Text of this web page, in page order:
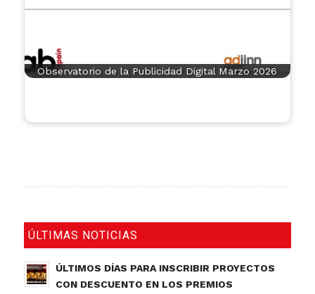
Observatorio de la Publicidad Digital Marzo 2026
ÚLTIMAS NOTICIAS
ÚLTIMOS DÍAS PARA INSCRIBIR PROYECTOS
CON DESCUENTO EN LOS PREMIOS